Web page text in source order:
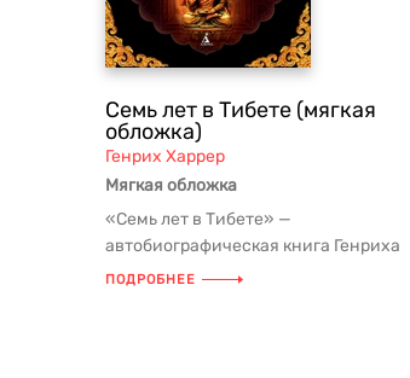
Семь лет в Тибете (мягкая
обложка)
Генрих Харрер
Мягкая обложка
«Семь лет в Тибете» —
автобиографическая книга Генриха
Харрера о невероятном путешествии,
ПОДРОБНЕЕ